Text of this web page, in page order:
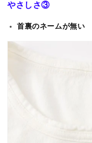
やさしさ③
首裏のネームが無い